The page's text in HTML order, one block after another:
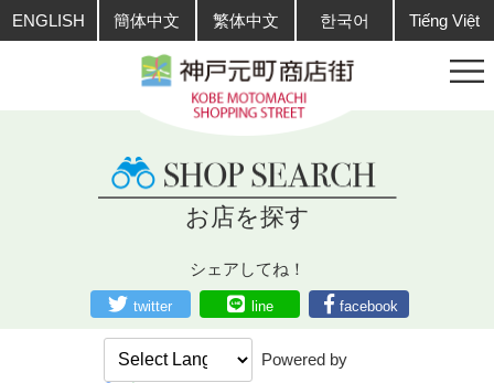
ENGLISH 簡体中文 繁体中文 한국어 Tiếng Việt
お店を探す
シェアしてね！
twitter line facebook
Powered by